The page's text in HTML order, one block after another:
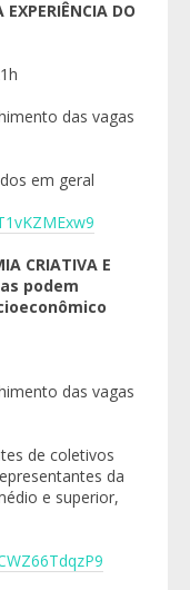
EXPERIÊNCIA DO
das vagas
em geral
CRIATIVA E
podem
das vagas
de coletivos
da
e superior,